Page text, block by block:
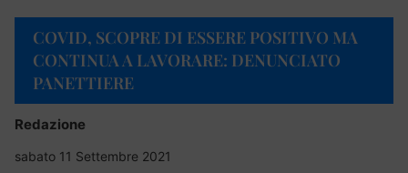
COVID, SCOPRE DI ESSERE POSITIVO MA
CONTINUA A LAVORARE: DENUNCIATO
PANETTIERE
Redazione
sabato 11 Settembre 2021